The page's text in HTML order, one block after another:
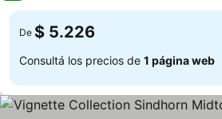
De $ 5.226
Consultá los precios de 1 página web